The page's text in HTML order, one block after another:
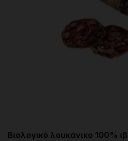
Βιολογικό λουκάνικο 100%